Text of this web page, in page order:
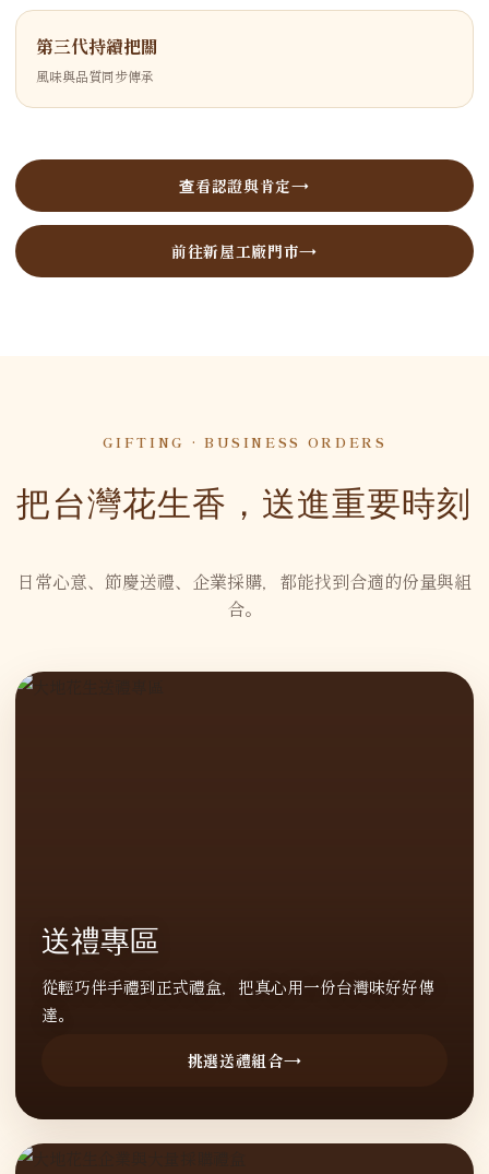
第三代持續把關
風味與品質同步傳承
查看認證與肯定
前往新屋工廠門市
GIFTING · BUSINESS ORDERS
把台灣花生香，送進重要時刻
日常心意、節慶送禮、企業採購，都能找到合適的份量與組
合。
送禮專區
從輕巧伴手禮到正式禮盒，把真心用一份台灣味好好傳
達。
挑選送禮組合